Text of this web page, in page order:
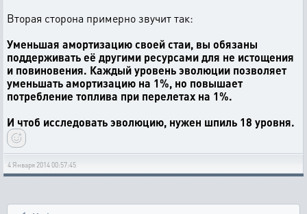
Вторая сторона примерно звучит так:
Уменьшая амортизацию своей стаи, вы обязаны
поддерживать её другими ресурсами для не истощения
и повиновения. Каждый уровень эволюции позволяет
уменьшать амортизацию на 1%, но повышает
потребление топлива при перелетах на 1%.
И чтоб исследовать эволюцию, нужен шпиль 18 уровня.
4 Января 2014 00:57:45